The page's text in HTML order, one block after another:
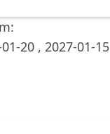
20 , 2027-01-15